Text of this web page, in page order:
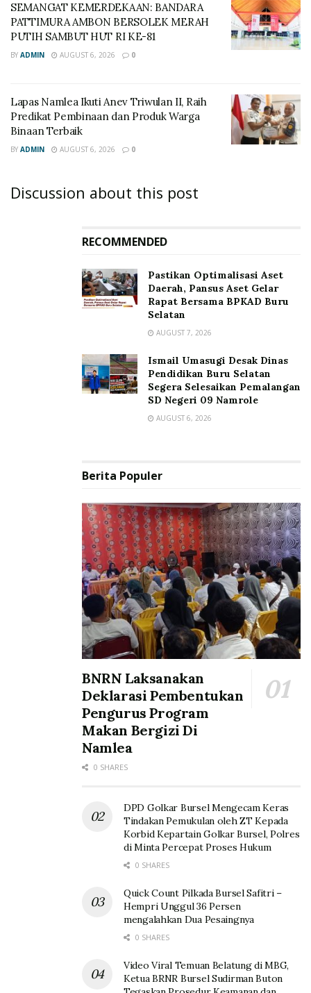
SEMANGAT KEMERDEKAAN: BANDARA
PATTIMURA AMBON BERSOLEK MERAH
PUTIH SAMBUT HUT RI KE-81
BY ADMIN AUGUST 6, 2026 0
Lapas Namlea Ikuti Anev Triwulan II, Raih
Predikat Pembinaan dan Produk Warga
Binaan Terbaik
BY ADMIN AUGUST 6, 2026 0
Discussion about this post
RECOMMENDED
Pastikan Optimalisasi Aset
Daerah, Pansus Aset Gelar
Rapat Bersama BPKAD Buru
Selatan
AUGUST 7, 2026
Ismail Umasugi Desak Dinas
Pendidikan Buru Selatan
Segera Selesaikan Pemalangan
SD Negeri 09 Namrole
AUGUST 6, 2026
Berita Populer
BNRN Laksanakan
Deklarasi Pembentukan
Pengurus Program
Makan Bergizi Di
Namlea
0 SHARES
DPD Golkar Bursel Mengecam Keras
Tindakan Pemukulan oleh ZT Kepada
Korbid Kepartain Golkar Bursel, Polres
di Minta Percepat Proses Hukum
0 SHARES
Quick Count Pilkada Bursel Safitri –
Hempri Unggul 36 Persen
mengalahkan Dua Pesaingnya
0 SHARES
Video Viral Temuan Belatung di MBG,
Ketua BRNR Bursel Sudirman Buton